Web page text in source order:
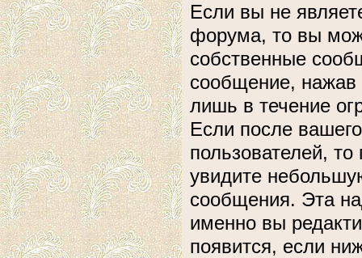
Если вы не
форума, то вы
собственные
сообщение, нажав
лишь в течение
Если после
пользователей,
увидите
сообщения. Эта
именно вы
появится, если